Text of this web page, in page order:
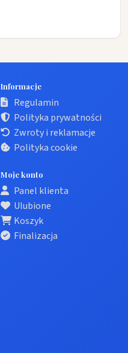
Informacje
Regulamin
Polityka prywatności
Zwroty i reklamacje
Polityka cookie
Moje konto
Panel klienta
Ulubione
Koszyk
Finalizacja